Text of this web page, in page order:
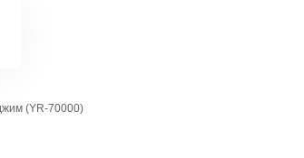
(YR-70000)